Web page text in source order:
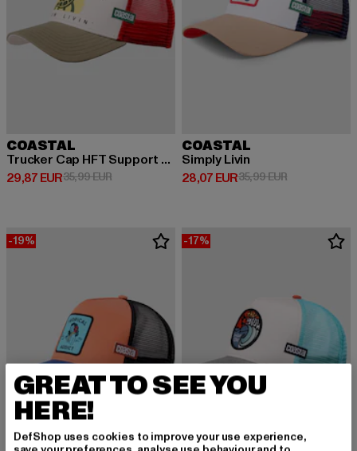
COASTAL
Trucker Cap HFT Support Slow
29,87 EUR
Prix courant: 29,87 EUR
35,99 EURPrix en promotion: 35,99 EUR
COASTAL
Simply Livin
28,07 EUR
Prix courant: 28,07 EUR
35,99 EURPrix en
-19% -17%
GREAT TO SEE YOU
HERE!
DefShop uses cookies to improve your use experience,